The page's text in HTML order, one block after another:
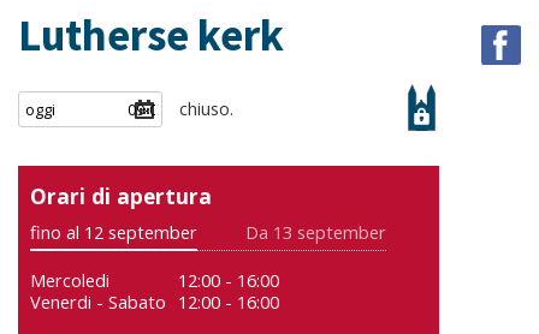
Lutherse kerk
chiuso.
Orari di apertura
fino al 12 september
Da 13 september
Mercoledi
12:00 - 16:00
Venerdi - Sabato 12:00 - 16:00